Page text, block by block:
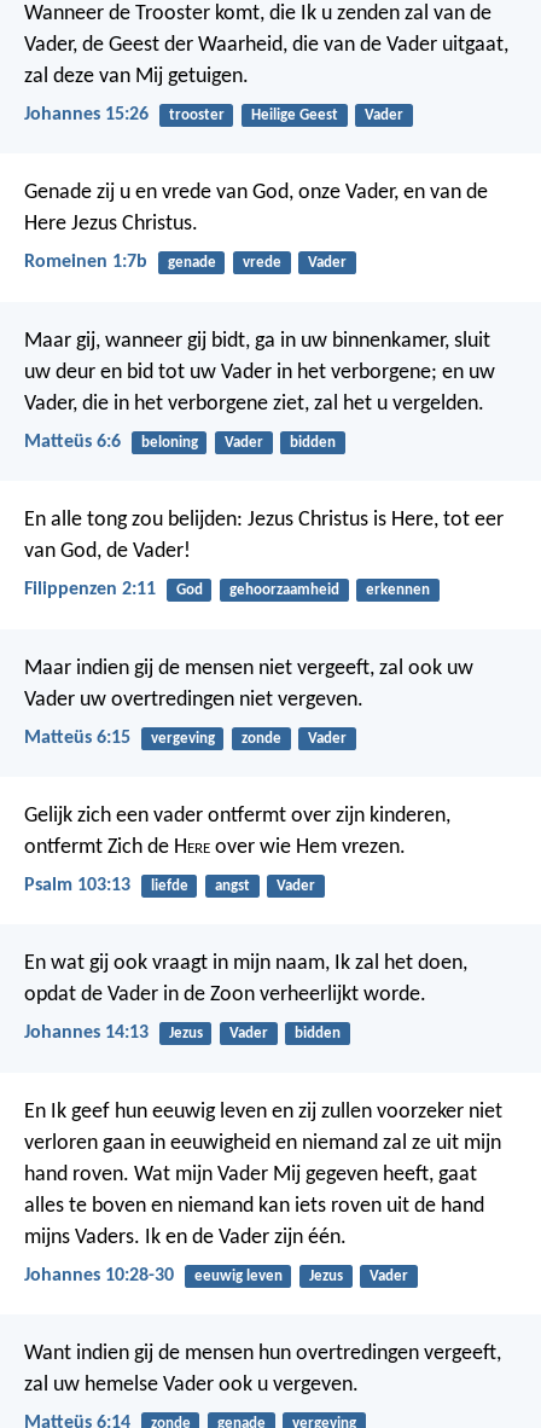
Wanneer de Trooster komt, die Ik u zenden zal van de
Vader, de Geest der Waarheid, die van de Vader uitgaat,
zal deze van Mij getuigen.
Johannes 15:26 trooster Heilige Geest Vader
Genade zij u en vrede van God, onze Vader, en van de
Here Jezus Christus.
Romeinen 1:7b genade vrede Vader
Maar gij, wanneer gij bidt, ga in uw binnenkamer, sluit
uw deur en bid tot uw Vader in het verborgene; en uw
Vader, die in het verborgene ziet, zal het u vergelden.
Matteüs 6:6 beloning Vader bidden
En alle tong zou belijden: Jezus Christus is Here, tot eer
van God, de Vader!
Filippenzen 2:11 God gehoorzaamheid erkennen
Maar indien gij de mensen niet vergeeft, zal ook uw
Vader uw overtredingen niet vergeven.
Matteüs 6:15 vergeving zonde Vader
Gelijk zich een vader ontfermt over zijn kinderen,
ontfermt Zich de Here over wie Hem vrezen.
Psalm 103:13 liefde angst Vader
En wat gij ook vraagt in mijn naam, Ik zal het doen,
opdat de Vader in de Zoon verheerlijkt worde.
Johannes 14:13 Jezus Vader bidden
En Ik geef hun eeuwig leven en zij zullen voorzeker niet
verloren gaan in eeuwigheid en niemand zal ze uit mijn
hand roven. Wat mijn Vader Mij gegeven heeft, gaat
alles te boven en niemand kan iets roven uit de hand
mijns Vaders. Ik en de Vader zijn één.
Johannes 10:28-30 eeuwig leven Jezus Vader
Want indien gij de mensen hun overtredingen vergeeft,
zal uw hemelse Vader ook u vergeven.
Matteüs 6:14 zonde genade vergeving